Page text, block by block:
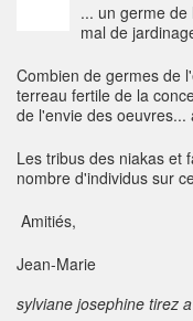
... un germe
mal de
Combien de germes de
terreau fertile de la
de l'envie des oeuvres...
Les tribus des niakas et
nombre d'individus sur
Amitiés,
Jean-Marie
sylviane josephine tirez